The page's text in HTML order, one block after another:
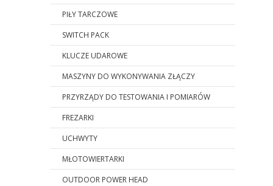
PIŁY TARCZOWE
SWITCH PACK
KLUCZE UDAROWE
MASZYNY DO WYKONYWANIA ZŁĄCZY
PRZYRZĄDY DO TESTOWANIA I POMIARÓW
FREZARKI
UCHWYTY
MŁOTOWIERTARKI
OUTDOOR POWER HEAD